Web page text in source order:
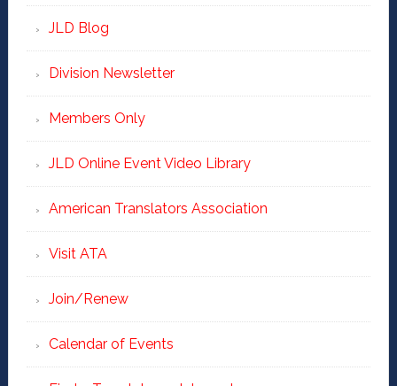
JLD Blog
Division Newsletter
Members Only
JLD Online Event Video Library
American Translators Association
Visit ATA
Join/Renew
Calendar of Events